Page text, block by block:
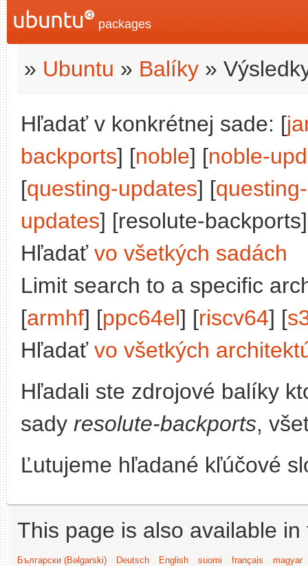
packages
» Ubuntu » Balíky »
Hľadať v konkrétnej sade: [
backports] [noble] [noble-
[questing-updates] [
updates] [resolute-
Hľadať vo všetkých sadách
Limit search to a specific
[armhf] [ppc64el] [riscv64] [
Hľadať vo všetkých
Hľadali ste zdrojové balíky
sady resolute-backports,
Ľutujeme hľadané kľúčové
This page is also available
Български (Bəlgarski) Deutsch English suomi français
magyar